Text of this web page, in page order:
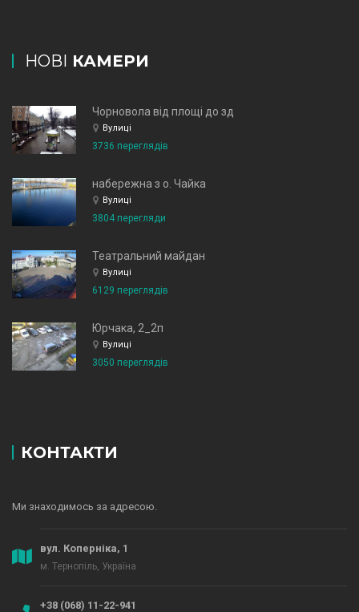
НОВІ КАМЕРИ
Чорновола від площі до зд
Вулиці
3736 переглядів
набережна з о. Чайка
Вулиці
3804 перегляди
Театральний майдан
Вулиці
6129 переглядів
Юрчака, 2_2п
Вулиці
3050 переглядів
КОНТАКТИ
Ми знаходимось за адресою.
вул. Коперніка, 1
м. Тернопіль, Україна
+38 (068) 11-22-941